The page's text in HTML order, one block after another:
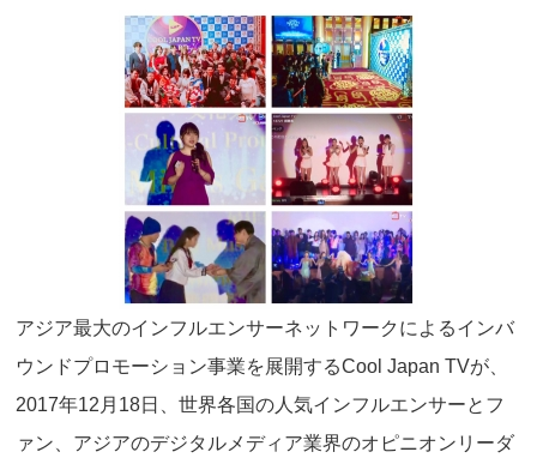
アジア最大のインフルエンサーネットワークによるインバ
ウンドプロモーション事業を展開するCool Japan TVが、
2017年12月18日、世界各国の人気インフルエンサーとフ
ァン、アジアのデジタルメディア業界のオピニオンリーダ